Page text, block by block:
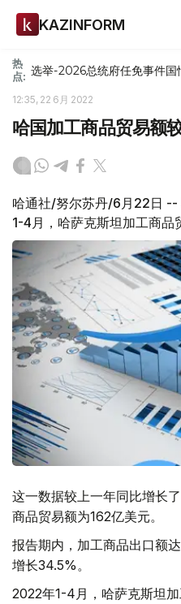
KAZINFORM
热
点: 选举-2026总统府任免事件国
12:35, 22 6月 2022
哈国加工商品贸易额
哈通社/努尔苏丹/6月22日
1-4月，哈萨克斯坦加工商品
这一数据较上一年同比增长
商品贸易额为162亿美元。
报告期内，加工商品出口额
增长34.5%。
2022年1-4月，哈萨克斯坦